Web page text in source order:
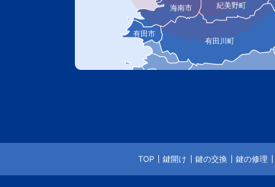
海南市 紀美野町
有田市
有田川町
TOP 鍵開け 鍵の交換 鍵の修理